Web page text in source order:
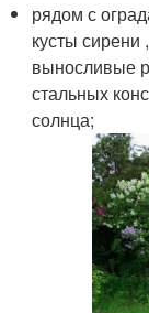
рядом с
кусты
выносливые
стальных
солнца;